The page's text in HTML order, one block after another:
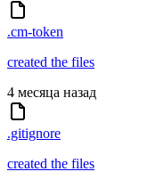
.cm-token
created the files
4 месяца назад
.gitignore
created the files